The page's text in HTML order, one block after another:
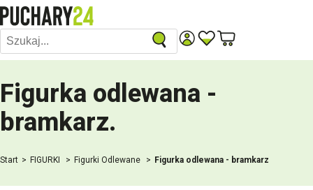
Figurka odlewana -
bramkarz.
Start FIGURKI Figurki Odlewane Figurka odlewana - bramkarz